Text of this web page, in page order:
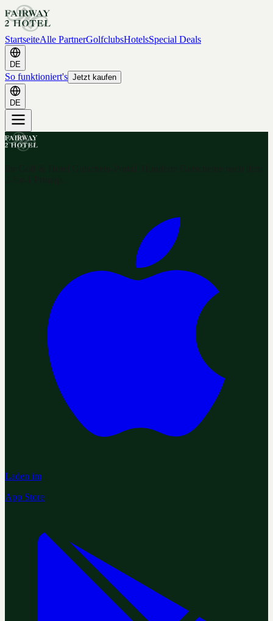
StartseiteAlle PartnerGolfclubsHotelsSpecial Deals
DE
So funktioniert's Jetzt kaufen
DE
Laden im
App Store